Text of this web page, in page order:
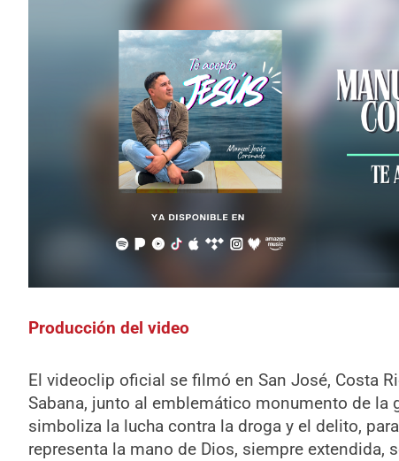
Producción del video
El videoclip oficial se filmó en San José, Costa
Sabana, junto al emblemático monumento de la
simboliza la lucha contra la droga y el delito,
representa la mano de Dios, siempre extendida,